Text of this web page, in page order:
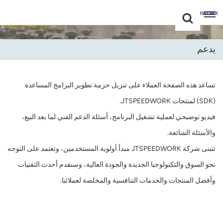
+86 -18681515767
English
Français
Deutsch
Italiano
يدعم
تساعد هذه الصفحة العملاء على تنزيل حزمة تطوير البرامج المساعدة
(SDK) لمنتجات JTSPEEDWORK.
فيديو توضيحي لعملية تشغيل البرنامج، أسئلة الدعم الفني لما بعد البيع،
والأسئلة الشائعة.
تتبنى شركة JTSPEEDWORK مبدأ أولوية المستخدمين، وتعتمد على التوجه
نحو السوق والتكنولوجيا الجديدة والجودة العالية، وسنقدم أحدث التقنيات
وأفضل المنتجات والخدمات التنافسية والمخلصة لعملائنا.